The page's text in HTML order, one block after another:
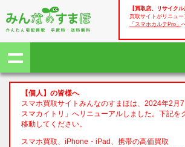
【買取店、リサイク
買取サイトがリニュー
「スマホカルテPro」
【個人】の皆様へ
スマホ買取サイトみんなのすまほは、2024年2月
スマカイトリ」へリニューアルしました。下記を
移動してください。
スマホ買取、iPhone・iPad、携帯の高価買取